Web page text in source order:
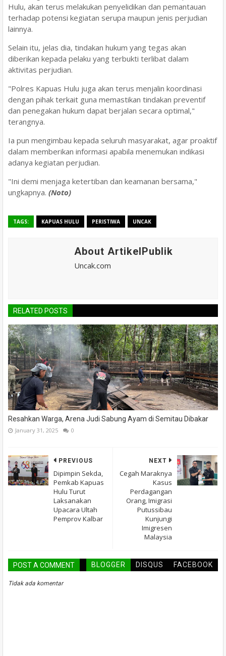
Hulu, akan terus melakukan penyelidikan dan pemantauan
terhadap potensi kegiatan serupa maupun jenis perjudian
lainnya.
Selain itu, jelas dia, tindakan hukum yang tegas akan
diberikan kepada pelaku yang terbukti terlibat dalam
aktivitas perjudian.
"Polres Kapuas Hulu juga akan terus menjalin koordinasi
dengan pihak terkait guna memastikan tindakan preventif
dan penegakan hukum dapat berjalan secara optimal,"
terangnya.
Ia pun mengimbau kepada seluruh masyarakat, agar proaktif
dalam memberikan informasi apabila menemukan indikasi
adanya kegiatan perjudian.
"Ini demi menjaga ketertiban dan keamanan bersama,"
ungkapnya. (Noto)
TAGS: KAPUAS HULU PERISTIWA UNCAK
About ArtikelPublik
Uncak.com
RELATED POSTS
Resahkan Warga, Arena Judi Sabung Ayam di Semitau Dibakar
January 31, 2025 0
NEXT
Cegah Maraknya
Kasus
Perdagangan
Orang, Imigrasi
Putussibau
Kunjungi
Imigresen
Malaysia
PREVIOUS
Dipimpin Sekda,
Pemkab Kapuas
Hulu Turut
Laksanakan
Upacara Ultah
Pemprov Kalbar
POST A COMMENT BLOGGER DISQUS FACEBOOK
Tidak ada komentar